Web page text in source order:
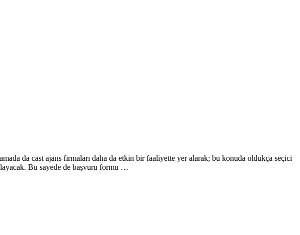
da cast ajans firmaları daha da etkin bir faaliyette yer alarak; bu konuda oldukça seçici
Bu sayede de başvuru formu …